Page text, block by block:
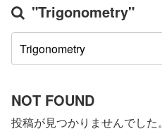
"Trigonometry"
NOT FOUND
投稿が見つかりませんでした。